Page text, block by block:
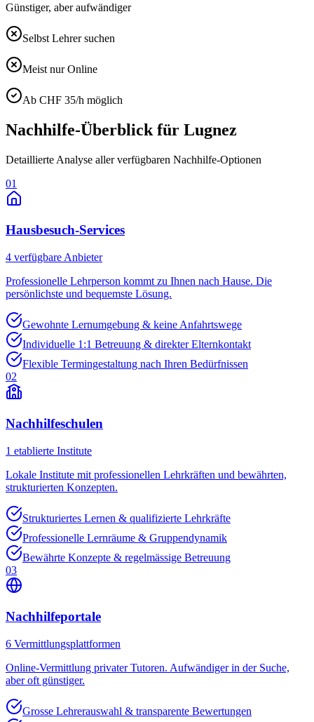
Günstiger, aber aufwändiger
Selbst Lehrer suchen
Meist nur Online
Ab CHF 35/h möglich
Nachhilfe-Überblick für Lugnez
Detaillierte Analyse aller verfügbaren Nachhilfe-Optionen
01
Hausbesuch-Services
4 verfügbare Anbieter
Professionelle Lehrperson kommt zu Ihnen nach Hause. Die
persönlichste und bequemste Lösung.
Gewohnte Lernumgebung & keine Anfahrtswege
Individuelle 1:1 Betreuung & direkter Elternkontakt
Flexible Termingestaltung nach Ihren Bedürfnissen
02
Nachhilfeschulen
1 etablierte Institute
Lokale Institute mit professionellen Lehrkräften und bewährten,
strukturierten Konzepten.
Strukturiertes Lernen & qualifizierte Lehrkräfte
Professionelle Lernräume & Gruppendynamik
Bewährte Konzepte & regelmässige Betreuung
03
Nachhilfeportale
6 Vermittlungsplattformen
Online-Vermittlung privater Tutoren. Aufwändiger in der Suche,
aber oft günstiger.
Grosse Lehrerauswahl & transparente Bewertungen